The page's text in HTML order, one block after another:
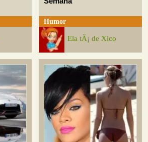
Humor
Ela tÃ¡ de Xico